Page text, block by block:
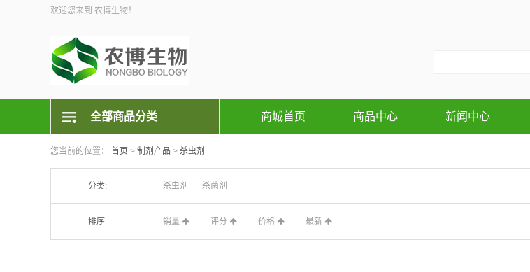
欢迎您来到 农博生物！
全部商品分类 商城首页 商品中心 新闻中心
您当前的位置： 首页 > 制剂产品 > 杀虫剂
分类: 杀虫剂 杀菌剂
排序: 销量 评分 价格 最新